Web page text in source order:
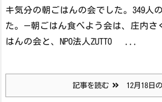
キ気分の朝ごはんの会でした。349人
た。 —朝ごはん食べよう会は、庄内さ
はんの会と、NPO法人ZUTTO ...
記事を読む 12月18日